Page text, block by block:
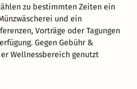
zu bestimmten Zeiten ein
und ein
Vorträge oder Tagungen
Gegen Gebühr &
Wellnessbereich genutzt